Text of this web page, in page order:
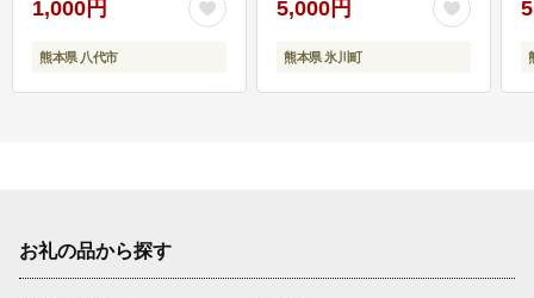
1,000円
熊本県 八代市
5,000円
熊本県 氷川町
お礼の品から探す